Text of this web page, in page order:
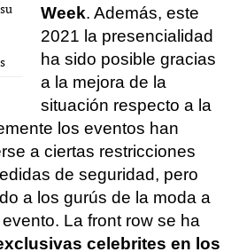
Week. Además, este
2021 la presencialidad
ha sido posible gracias
a la mejora de la
situación respecto a la
los eventos han
a ciertas restricciones
de seguridad, pero
a los gurús de la moda a
La front row se ha
celebrites en los